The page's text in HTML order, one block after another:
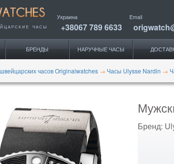
ЧАСЫ
Украина
+38067 789 6633
Email
БРЕНДЫ НАРУЧНЫЕ ЧАСЫ
часов Originalwatches → Часы Ulysse Nardin →
Бренд: